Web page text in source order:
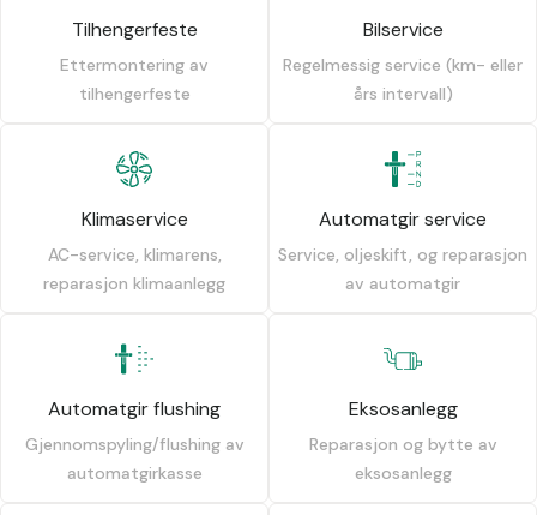
Tilhengerfeste
Ettermontering av
tilhengerfeste
Bilservice
Regelmessig service (km- eller
års intervall)
Klimaservice
AC-service, klimarens,
reparasjon klimaanlegg
Automatgir service
Service, oljeskift, og reparasjon
av automatgir
Automatgir flushing
Gjennomspyling/flushing av
automatgirkasse
Eksosanlegg
Reparasjon og bytte av
eksosanlegg